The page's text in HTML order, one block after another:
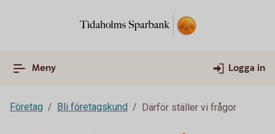
Meny Logga in
Företag Bli företagskund Därför ställer vi frågor